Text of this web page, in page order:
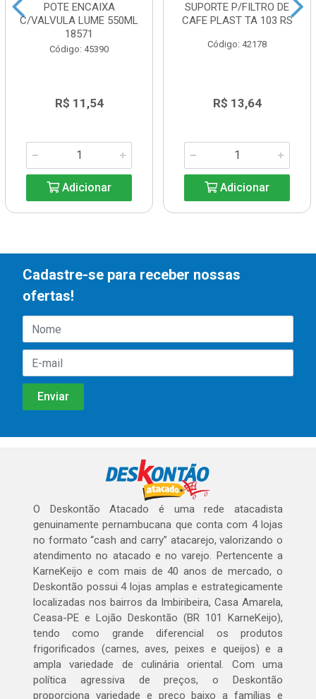
POTE ENCAIXA
C/VALVULA LUME 550ML
18571
Código: 45390
R$ 11,54
Adicionar
SUPORTE P/FILTRO DE
CAFE PLAST TA 103 RS
Código: 42178
R$ 13,64
Adicionar
Cadastre-se para receber nossas
ofertas!
O Deskontão Atacado é uma rede atacadista
genuinamente pernambucana que conta com 4 lojas
no formato “cash and carry” atacarejo, valorizando o
atendimento no atacado e no varejo. Pertencente a
KarneKeijo e com mais de 40 anos de mercado, o
Deskontão possui 4 lojas amplas e estrategicamente
localizadas nos bairros da Imbiribeira, Casa Amarela,
Ceasa-PE e Lojão Deskontão (BR 101 KarneKeijo),
tendo como grande diferencial os produtos
frigorificados (carnes, aves, peixes e queijos) e a
ampla variedade de culinária oriental. Com uma
política agressiva de preços, o Deskontão
proporciona variedade e preço baixo a famílias e